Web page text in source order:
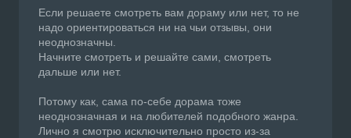
Если решаете смотреть вам дораму или нет, то не
надо ориентироваться ни на чьи отзывы, они
неоднозначны.
Начните смотреть и решайте сами, смотреть
дальше или нет.
Потому как, сама по-себе дорама тоже
неоднозначная и на любителей подобного жанра.
Лично я смотрю исключительно просто из-за